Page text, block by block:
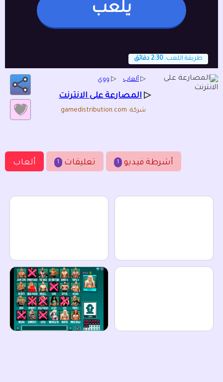
يلعب
طريقة اللعب: 2:30 دقائق
▷ ألعاب ▷ ووي
▷ المصارعة على الانترنت
شركة: gamedistribution.com
ألعاب 1 تعليقات 1 أشرطة فيديو